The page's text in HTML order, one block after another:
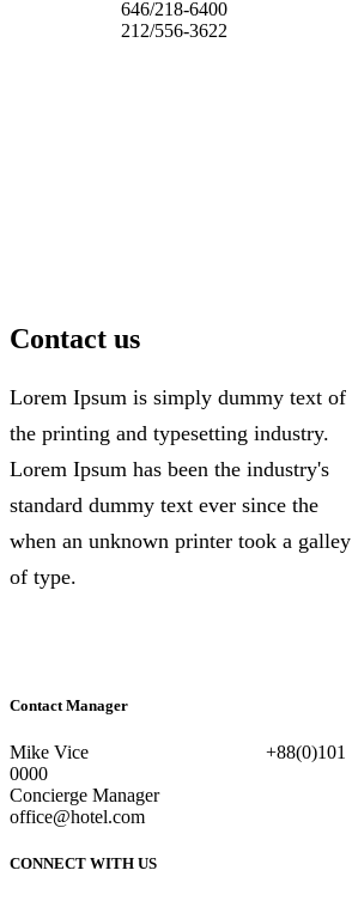
646/218-6400
212/556-3622
Contact us
Lorem Ipsum is simply dummy text of
the printing and typesetting industry.
Lorem Ipsum has been the industry's
standard dummy text ever since the
when an unknown printer took a galley
of type.
Contact Manager
Mike Vice +88(0)101
0000
Concierge Manager
office@hotel.com
CONNECT WITH US